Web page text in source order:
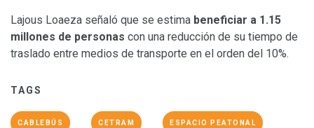
Lajous Loaeza señaló que se estima beneficiar a 1.15
millones de personas con una reducción de su tiempo de
traslado entre medios de transporte en el orden del 10%.
TAGS
CABLEBÚS CETRAM ESPACIO PEATONAL